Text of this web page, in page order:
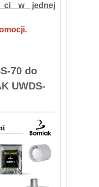
ci w jednej
70 do
UWDS-